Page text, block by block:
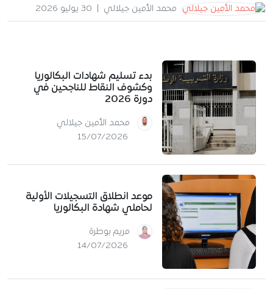
محمد الأمين جيلالي 30 يوليو 2026
بدء تسليم شهادات البكالوريا
وكشوف النقاط للناجحين في
دورة 2026
محمد الأمين جيلالي
15/07/2026
موعد انطلاق التسجيلات الأولية
لحاملي شهادة البكالوريا
مريم بوطرة
14/07/2026